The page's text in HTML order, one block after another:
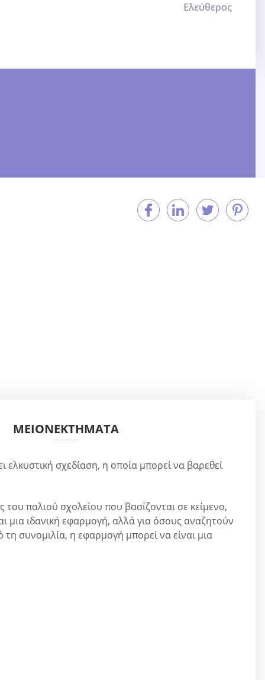
Ελεύθερος
ΜΕΙΟΝΕΚΤΉΜΑΤΑ
ελκυστική σχεδίαση, η οποία μπορεί να βαρεθεί
του παλιού σχολείου που βασίζονται σε κείμενο,
μια ιδανική εφαρμογή, αλλά για όσους αναζητούν
τη συνομιλία, η εφαρμογή μπορεί να είναι μια